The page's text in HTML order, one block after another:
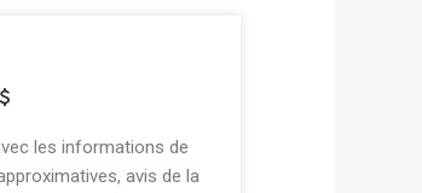
les informations de
avis de la